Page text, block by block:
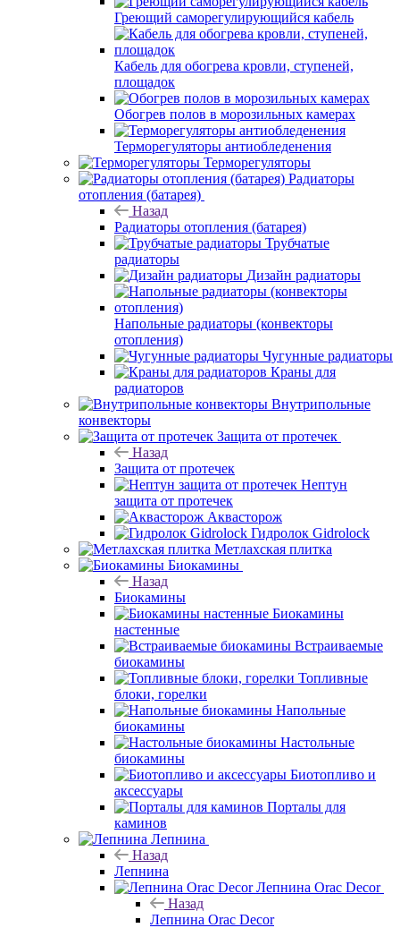
Греющий саморегулирующийся кабель
Кабель для обогрева кровли, ступеней,
площадок
Обогрев полов в морозильных камерах
Терморегуляторы антиобледенения
Терморегуляторы
Радиаторы
отопления (батарея)
Назад
Радиаторы отопления (батарея)
Трубчатые
радиаторы
Дизайн радиаторы
Напольные радиаторы (конвекторы
отопления)
Чугунные радиаторы
Краны для
радиаторов
Внутрипольные
конвекторы
Защита от протечек
Назад
Защита от протечек
Нептун
защита от протечек
Аквасторож
Гидролок Gidrolock
Метлахская плитка
Биокамины
Назад
Биокамины
Биокамины
настенные
Встраиваемые
биокамины
Топливные
блоки, горелки
Напольные
биокамины
Настольные
биокамины
Биотопливо и
аксессуары
Порталы для
каминов
Лепнина
Назад
Лепнина
Лепнина Orac Decor
Назад
Лепнина Orac Decor